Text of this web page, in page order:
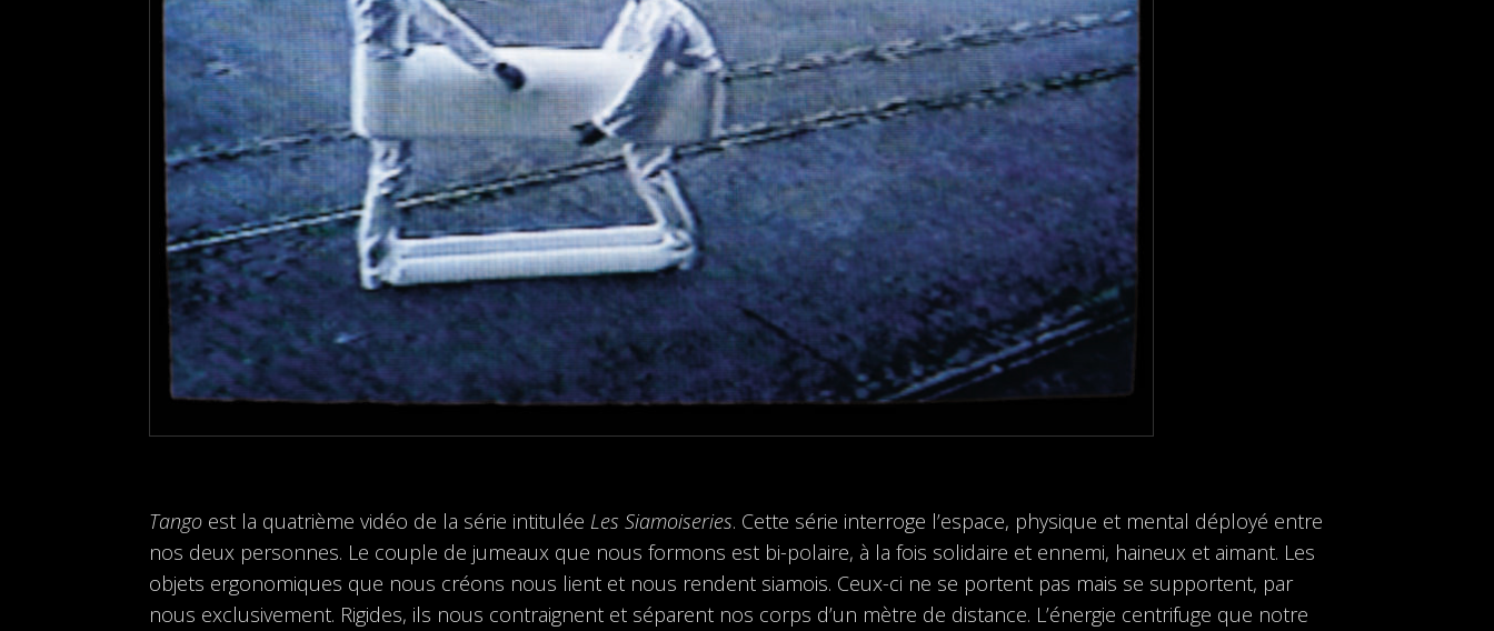
Tango est la quatrième vidéo de la série intitulée Les Siamoiseries. Cette série interroge l’espace, physique et mental déployé entre
nos deux personnes. Le couple de jumeaux que nous formons est bi-polaire, à la fois solidaire et ennemi, haineux et aimant. Les
objets ergonomiques que nous créons nous lient et nous rendent siamois. Ceux-ci ne se portent pas mais se supportent, par
nous exclusivement. Rigides, ils nous contraignent et séparent nos corps d’un mètre de distance. L’énergie centrifuge que notre